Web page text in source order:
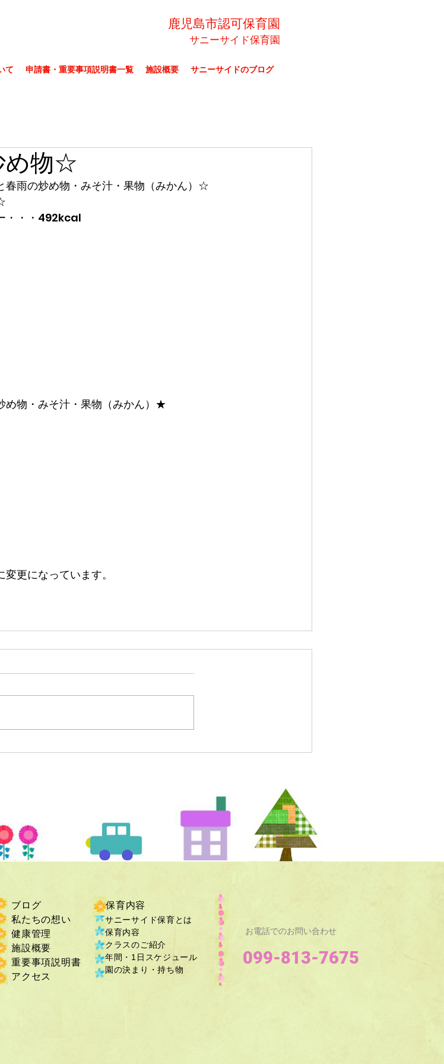
鹿児島市認可保育園
サニーサイド保育園
て 申請書・重要事項説明書一覧 施設概要 サニーサイドのブログ
め物☆
春雨の炒め物・みそ汁・果物（みかん）☆
・・・492kcal
め物・みそ汁・果物（みかん）★
更になっています。
ブログ
私たちの想い
健康管理
施設概要
重要事項説明書
​アクセス
保育内容
サニーサイド保育とは
保育内容
クラスのご紹介
年間・1日スケジュール
​園の決まり・持ち物​
お電話でのお問い合わせ
099-813-7675